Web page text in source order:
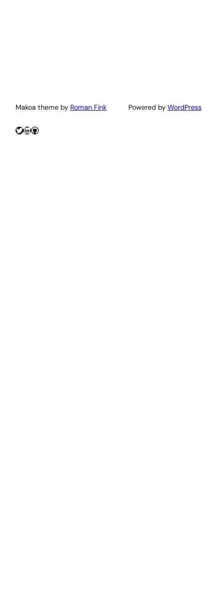
Makoa theme by Roman Fink Powered by WordPress
Twitter
LinkedIn
GitHub